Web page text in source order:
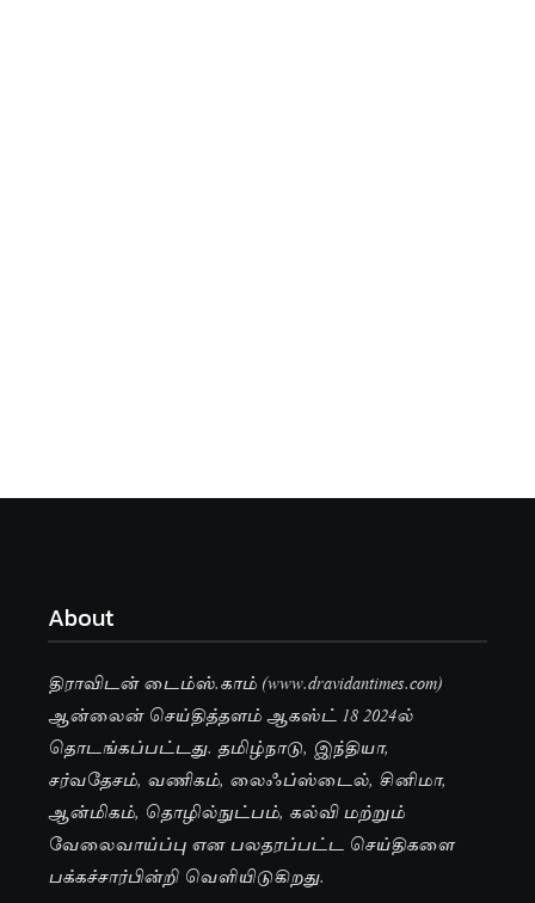
About
திராவிடன் டைம்ஸ்.காம் (www.dravidantimes.com)
ஆன்லைன் செய்தித்தளம் ஆகஸ்ட் 18 2024ல்
தொடங்கப்பட்டது. தமிழ்நாடு, இந்தியா,
சர்வதேசம், வணிகம், லைஃப்ஸ்டைல், சினிமா,
ஆன்மிகம், தொழில்நுட்பம், கல்வி மற்றும்
வேலைவாய்ப்பு என பலதரப்பட்ட செய்திகளை
பக்கச்சார்பின்றி வெளியிடுகிறது.